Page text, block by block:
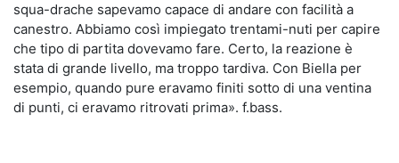
squa-drache sapevamo capace di andare con facilità a
canestro. Abbiamo così impiegato trentami-nuti per capire
che tipo di partita dovevamo fare. Certo, la reazione è
stata di grande livello, ma troppo tardiva. Con Biella per
esempio, quando pure eravamo finiti sotto di una ventina
di punti, ci eravamo ritrovati prima». f.bass.